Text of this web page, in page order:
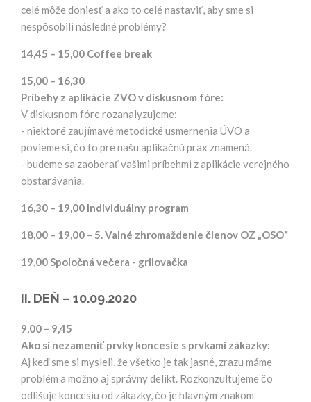
celé môže doniesť a ako to celé nastaviť, aby sme si
nespôsobili následné problémy?
14,45 – 15,00 Coffee break
15,00 – 16,30
Príbehy z aplikácie ZVO v diskusnom fóre:
V diskusnom fóre rozanalyzujeme:
- niektoré zaujímavé metodické usmernenia ÚVO a
povieme si, čo to pre našu aplikačnú prax znamená.
- budeme sa zaoberať vašimi príbehmi z aplikácie verejného
obstarávania.
16,30 – 19,00 Individuálny program
18,00 – 19,00 – 5. Valné zhromaždenie členov OZ „OSO“
19,00Spoločná večera - grilovačka
II. DEŇ – 10.09.2020
9,00 – 9,45
Ako si nezameniť prvky koncesie s prvkami zákazky:
Aj keď sme si mysleli, že všetko je tak jasné, zrazu máme
problém a možno aj správny delikt. Rozkonzultujeme čo
odlišuje koncesiu od zákazky, čo je hlavným znakom